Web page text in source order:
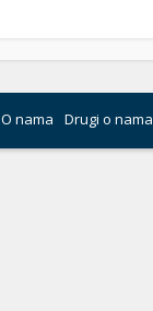
O nama Drugi o nama